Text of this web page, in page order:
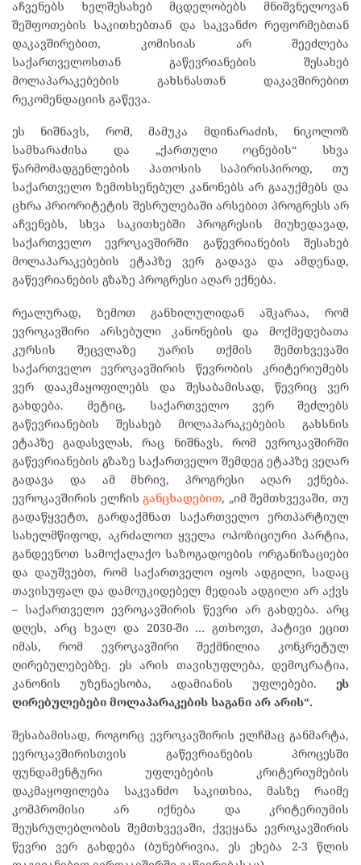
აჩვენებს ხელშესახებ მცდელობებს მნიშვნელოვან
შეშფოთების საკითხებთან და საკვანძო რეფორმებთან
დაკავშირებით, კომისიას არ შეეძლება
საქართველოსთან გაწევრიანების შესახებ
მოლაპარაკებების გახსნასთან დაკავშირებით
რეკომენდაციის გაწევა.
ეს ნიშნავს, რომ, მამუკა მდინარაძის, ნიკოლოზ
სამხარაძისა და „ქართული ოცნების“ სხვა
წარმომადგენლების პათოსის საპირისპიროდ, თუ
საქართველო ზემოხსენებულ კანონებს არ გააუქმებს და
ცხრა პრიორიტეტის შესრულებაში არსებით პროგრესს არ
აჩვენებს, სხვა საკითხებში პროგრესის მიუხედავად,
საქართველო ევროკავშირში გაწევრიანების შესახებ
მოლაპარაკებების ეტაპზე ვერ გადავა და ამდენად,
გაწევრიანების გზაზე პროგრესი აღარ ექნება.
რეალურად, ზემოთ განხილულიდან აშკარაა, რომ
ევროკავშირი არსებული კანონების და მოქმედებათა
კურსის შეცვლაზე უარის თქმის შემთხვევაში
საქართველო ევროკავშირის წევრობის კრიტერიუმებს
ვერ დააკმაყოფილებს და შესაბამისად, წევრიც ვერ
გახდება. მეტიც, საქართველო ვერ შეძლებს
გაწევრიანების შესახებ მოლაპარაკებების გახსნის
ეტაპზე გადასვლას, რაც ნიშნავს, რომ ევროკავშირში
გაწევრიანების გზაზე საქართველო შემდეგ ეტაპზე ვეღარ
გადავა და ამ მხრივ, პროგრესი აღარ ექნება.
ევროკავშირის ელჩისგანცხადებით, „იმ შემთხვევაში, თუ
გადაწყვეტთ, გარდაქმნათ საქართველო ერთპარტიულ
სახელმწიფოდ, აკრძალოთ ყველა ოპოზიციური პარტია,
განდევნოთ სამოქალაქო საზოგადოების ორგანიზაციები
და დაუშვებთ, რომ საქართველო იყოს ადგილი, სადაც
თავისუფალ და დამოუკიდებელ მედიას ადგილი არ აქვს
– საქართველო ევროკავშირის წევრი არ გახდება. არც
დღეს, არც ხვალ და 2030-ში … გთხოვთ, პატივი ეცით
იმას, რომ ევროკავშირი შექმნილია კონკრეტულ
ღირებულებებზე. ეს არის თავისუფლება, დემოკრატია,
კანონის უზენაესობა, ადამიანის უფლებები. ეს
ღირებულებები მოლაპარაკების საგანი არ არის“.
შესაბამისად, როგორც ევროკავშირის ელჩმაც განმარტა,
ევროკავშირისთვის გაწევრიანების პროცესში
ფუნდამენტური უფლებების კრიტერიუმების
დაკმაყოფილება საკვანძო საკითხია, მასზე რაიმე
კომპრომისი არ იქნება და კრიტერიუმის
შეუსრულებლობის შემთხვევაში, ქვეყანა ევროკავშირის
წევრი ვერ გახდება (ბუნებრივია, ეს ეხება 2-3 წლის